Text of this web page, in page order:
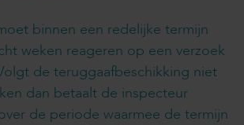
binnen een redelijke termijn
weken reageren op een verzoek
de teruggaafbeschikking niet
dan betaalt de inspecteur
de periode waarmee de termijn